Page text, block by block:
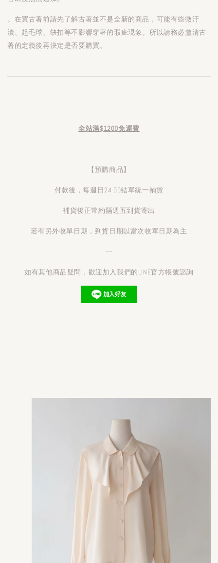
。在買古著前請先了解古著並不是全新的商品，可能有些微汙
漬、起毛球、缺扣等不影響穿著的瑕疵現象。所以請務必釐清古
著的定義後再決定是否要購買。
全站滿$1200免運費
【預購商品】
付款後，每週日24:00結單統一補貨
補貨後正常約隔週五到貨寄出
若有另外收單日期，到貨日期以當次收單日期為主
---
如有其他商品疑問，歡迎加入我們的LINE官方帳號諮詢